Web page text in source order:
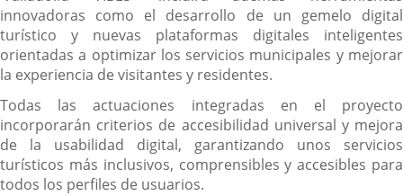
innovadoras como el desarrollo de un gemelo digital
turístico y nuevas plataformas digitales inteligentes
orientadas a optimizar los servicios municipales y mejorar
la experiencia de visitantes y residentes.
Todas las actuaciones integradas en el proyecto
incorporarán criterios de accesibilidad universal y mejora
de la usabilidad digital, garantizando unos servicios
turísticos más inclusivos, comprensibles y accesibles para
todos los perfiles de usuarios.